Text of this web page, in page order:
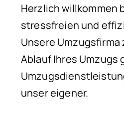
Herzlich willkommen
stressfreien und
Unsere
Ablauf Ihres Umzugs
unser eigener.